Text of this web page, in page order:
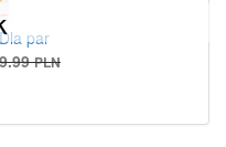
par
PLN